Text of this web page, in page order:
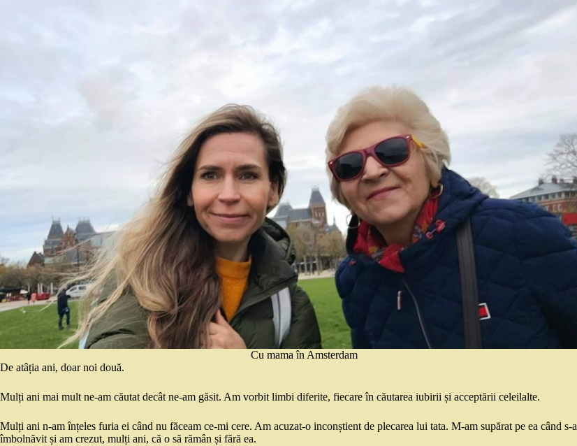
Cu mama în Amsterdam
De atâția ani, doar noi două.
Mulți ani mai mult ne-am căutat decât ne-am găsit. Am vorbit limbi diferite, fiecare în căutarea iubirii și acceptării celeilalte.
Mulți ani n-am înțeles furia ei când nu făceam ce-mi cere. Am acuzat-o inconștient de plecarea lui tata. M-am supărat pe ea când s-a
îmbolnăvit și am crezut, mulți ani, că o să rămân și fără ea.